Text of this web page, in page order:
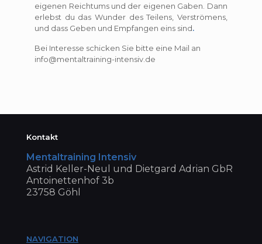
eige­nen Reich­tums und der eige­nen Gaben. Dann
erlebst du das Wun­der des Tei­lens, Ver­strö­mens,
und dass Geben und Emp­fan­gen eins sind.
Bei Inter­esse schi­cken Sie bitte eine Mail an
info@mentaltraining-intensiv.de
Kontakt
Men­tal­trai­ning Intensiv
Astrid Kel­ler-Neul und Diet­gard Adrian GbR
Antoi­net­ten­hof 3b
23758 Göhl
NAVIGATION